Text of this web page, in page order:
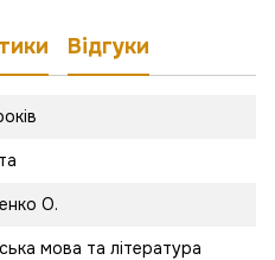
Відгуки
О.
мова та література